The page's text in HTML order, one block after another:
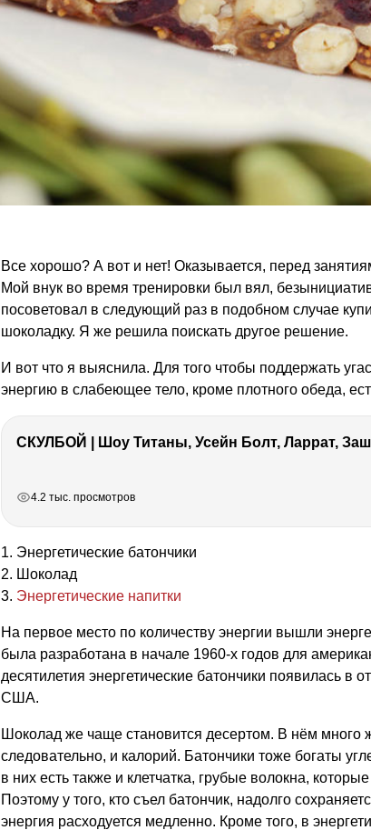
Все хорошо? А вот и нет! Оказывается, перед
Мой внук во время тренировки был вял,
посоветовал в следующий раз в подобном случае
шоколадку. Я же решила поискать другое решение.
И вот что я выяснила. Для того чтобы поддержать
энергию в слабеющее тело, кроме плотного обеда,
СКУЛБОЙ | Шоу Титаны, Усейн Болт, Ларрат,
4.2 тыс. просмотров
1. Энергетические батончики
2. Шоколад
3. Энергетические напитки
На первое место по количеству энергии вышли
была разработана в начале 1960-х годов для
десятилетия энергетические батончики появилась в
США.
Шоколад же чаще становится десертом. В нём много
следовательно, и калорий. Батончики тоже богаты
в них есть также и клетчатка, грубые волокна,
Поэтому у того, кто съел батончик, надолго
энергия расходуется медленно. Кроме того, в